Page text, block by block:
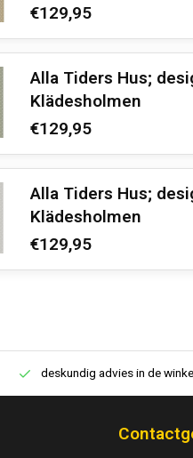
€129,95
Alla Tiders Hus;
Klädesholmen
€129,95
Alla Tiders Hus;
Klädesholmen
€129,95
deskundig advies in de